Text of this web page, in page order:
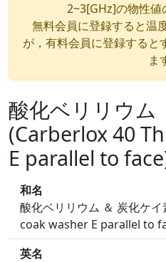
2~3[GHz]の物性値
無料会員に登録すると温
が，有料会員に登録すると
ま
酸化ベリリウム
(Carberlox 40
E parallel to
和名
酸化ベリリウム ＆ 炭化ケ
coak washer E parallel to
英名